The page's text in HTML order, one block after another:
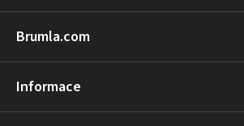
a
í
Brumla.com
Informace